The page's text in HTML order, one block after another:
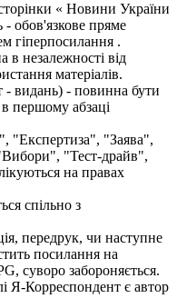
« Новини України
- обов'язкове пряме
гіперпосилання .
в незалежності від
матеріалів.
- видань) - повинна бути
першому абзаці
"Експертиза", "Заява",
"Тест-драйв",
на правах
спільно з
передрук, чи наступне
посилання на
суворо забороняється.
Я-Корреспондент є автор